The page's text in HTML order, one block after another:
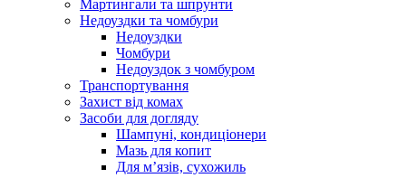
Мартингали та шпрунти
Недоуздки та чомбури
Недоуздки
Чомбури
Недоуздок з чомбуром
Транспортування
Захист від комах
Засоби для догляду
Шампуні, кондиціонери
Мазь для копит
Для м’язів, сухожиль